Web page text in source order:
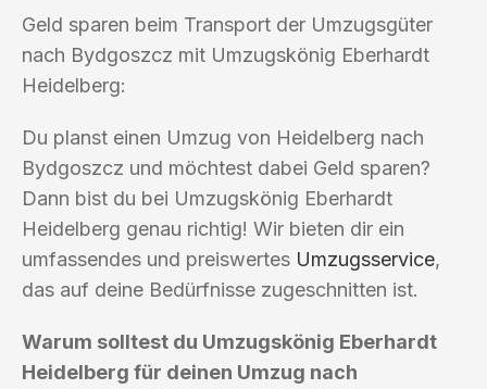
Geld sparen beim Transport der Umzugsgüter
nach Bydgoszcz mit Umzugskönig Eberhardt
Heidelberg:
Du planst einen Umzug von Heidelberg nach
Bydgoszcz und möchtest dabei Geld sparen?
Dann bist du bei Umzugskönig Eberhardt
Heidelberg genau richtig! Wir bieten dir ein
umfassendes und preiswertes Umzugsservice,
das auf deine Bedürfnisse zugeschnitten ist.
Warum solltest du Umzugskönig Eberhardt
Heidelberg für deinen Umzug nach